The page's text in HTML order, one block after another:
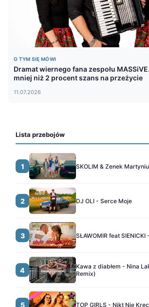
O TYM SIĘ MÓWI
Dramat wiernego fana zespołu
mniej niż 2 procent szans na przeżycie
11.07.2026
Lista przebojów
1 SKOLIM & Zenek
2 DJ OLI - Serce Moje
3 SŁAWOMIR feat SIENICKI
4
Kawa z diabłem - Nina
Remix)
5 TOP GIRLS - Nikt Nie